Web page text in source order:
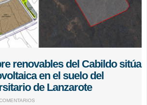
renovables del Cabildo sitúa
en el suelo del
de Lanzarote